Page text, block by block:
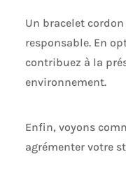
Un bracelet
responsable. En
contribuez à la
environnement.
Enfin, voyons
agrémenter votre